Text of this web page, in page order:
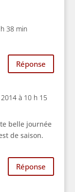
38 min
Réponse
à 10 h 15
belle journée
de saison.
Réponse